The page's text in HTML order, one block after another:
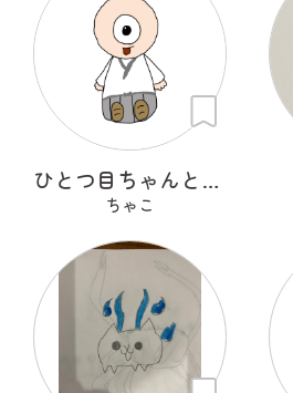
ひとつ目ちゃんとからかさくん
ちゃこ